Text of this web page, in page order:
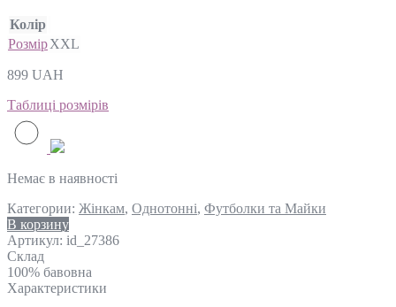
Колір
РозмірXXL
899 UAH
Таблиці розмірів
Немає в наявності
Категории: Жінкам, Однотонні, Футболки та Майки
В корзину
Артикул: id_27386
Склад
100% бавовна
Характеристики